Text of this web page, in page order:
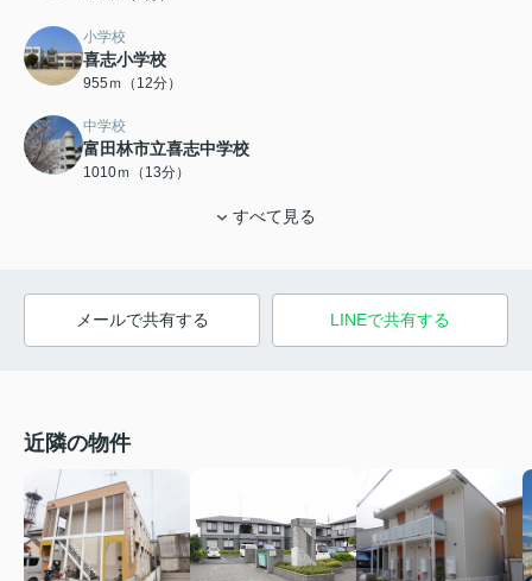
小学校
喜志小学校
955ｍ（12分）
中学校
富田林市立喜志中学校
1010ｍ（13分）
すべて見る
メールで共有する LINEで共有する
近隣の物件